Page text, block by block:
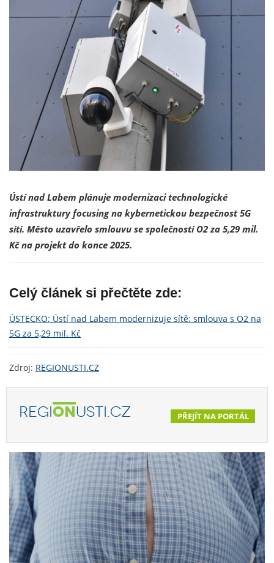
Ústí nad Labem plánuje modernizaci technologické
infrastruktury focusing na kybernetickou bezpečnost 5G
sítí. Město uzavřelo smlouvu se společností O2 za 5,29 mil.
Kč na projekt do konce 2025.
Celý článek si přečtěte zde:
ÚSTECKO: Ústí nad Labem modernizuje sítě: smlouva s O2 na
5G za 5,29 mil. Kč
Zdroj: REGIONUSTI.CZ
REGIONUSTI.CZ PŘEJÍT NA PORTÁL